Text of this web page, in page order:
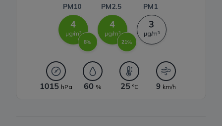
wobec przetwarzania Twoich danych w celu prowadzenia
zaprzestaniemy przetwarzania danych w tym celu.
7. Okres przechowywania danych
a) niezbędne do świadczenia usług, będą przechowywane przez
okres, w którym usługi te będą świadczone, oraz po zakończeniu
ich świadczenia, jednak wyłącznie jeżeli jest dozwolone lub
wymagane w świetle obowiązującego prawa np. przetwarzanie w